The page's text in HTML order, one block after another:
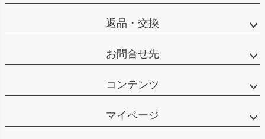
返品・交換
お問合せ先
コンテンツ
マイページ